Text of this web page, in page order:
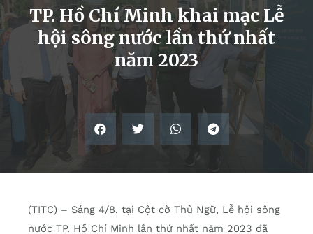
TP. Hồ Chí Minh khai mạc Lễ
hội sông nước lần thứ nhất
năm 2023
(TITC) – Sáng 4/8, tại Cột cờ Thủ Ngữ, Lễ hội sông
nước TP. Hồ Chí Minh lần thứ nhất năm 2023 đã